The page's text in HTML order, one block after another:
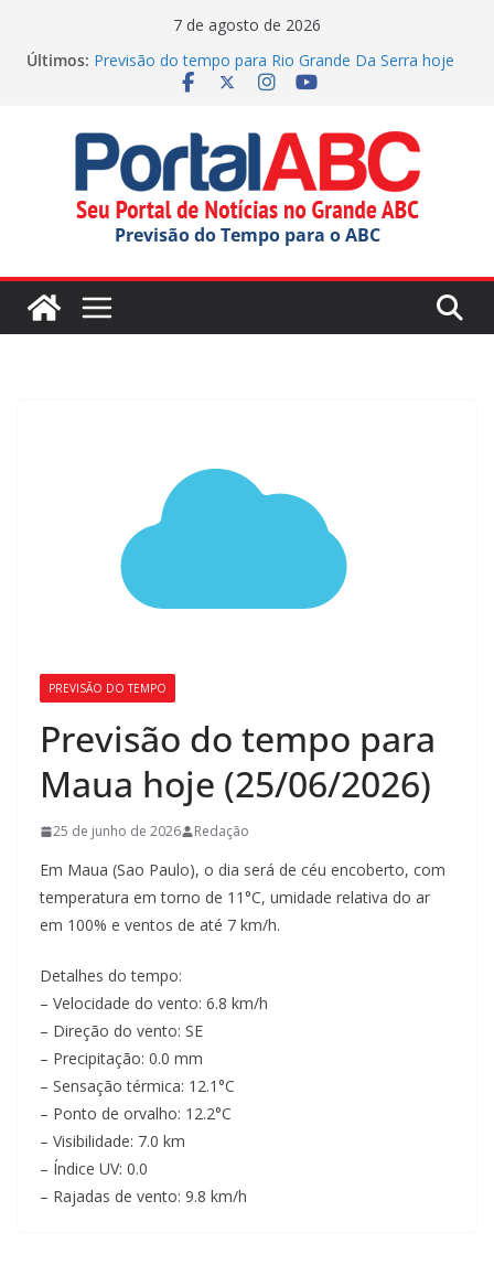
7 de agosto de 2026
Últimos: Previsão do tempo para Rio Grande Da Serra hoje
(06/08/2026)
SBC elege Miss e Mister Terceira Idade 2026
Jornada do Patrimônio tem atividades em Santo
André
Ana Carolina Serra comemora criação da lei do Pix
Pensão Alimentícia
Previsão do Tempo para o ABC
PREVISÃO DO TEMPO
Previsão do tempo para
Maua hoje (25/06/2026)
25 de junho de 2026 Redação
Em Maua (Sao Paulo), o dia será de céu encoberto, com
temperatura em torno de 11°C, umidade relativa do ar
em 100% e ventos de até 7 km/h.
Detalhes do tempo:
– Velocidade do vento: 6.8 km/h
– Direção do vento: SE
– Precipitação: 0.0 mm
– Sensação térmica: 12.1°C
– Ponto de orvalho: 12.2°C
– Visibilidade: 7.0 km
– Índice UV: 0.0
– Rajadas de vento: 9.8 km/h